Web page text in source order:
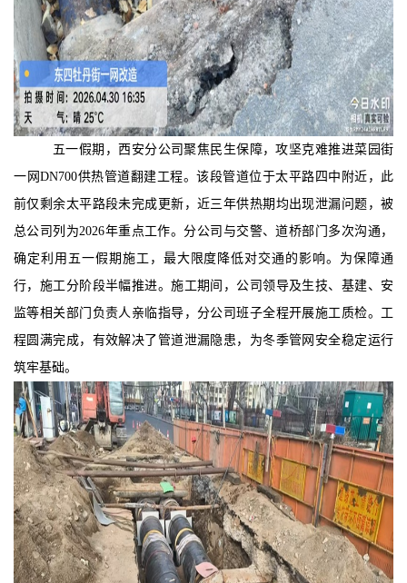
五一假期，西安分公司聚焦民生保障，攻坚克难推进菜园街
一网 DN700供热管道翻建工程。该段管道位于太平路四中附近，此
前仅剩余太平路段未完成更新，近三年供热期均出现泄漏问题，被
总公司列为2026年重点工作。分公司与交警、道桥部门多次沟通，
确定利用五一假期施工，最大限度降低对交通的影响。为保障通
行，施工分阶段半幅推进。施工期间，公司领导及生技、基建、安
监等相关部门负责人亲临指导，分公司班子全程开展施工质检。工
程圆满完成，有效解决了管道泄漏隐患，为冬季管网安全稳定运行
筑牢基础。